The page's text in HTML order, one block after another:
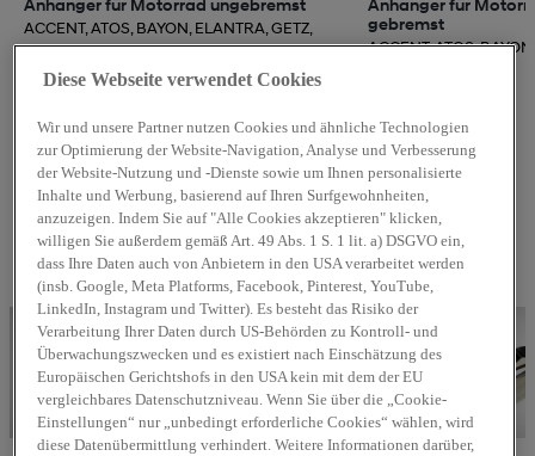
Anhänger für Motorrad ungebremst
ACCENT, ATOS, BAYON, ELANTRA, GETZ,
...
Anhänger für
gebremst
ACCENT, ATOS,
Hyundai Merchandising
Die passenden Merchandise Artikel zu Ihrem Hyundai im
Lifestyle & Collection Shop.
258 anzeigen
Diese Webseite verwendet Cookies
Wir und unsere Partner nutzen Cookies und ähnliche Technologien
zur Optimierung der Website-Navigation, Analyse und Verbesserung
der Website-Nutzung und -Dienste sowie um Ihnen personalisierte
Inhalte und Werbung, basierend auf Ihren Surfgewohnheiten,
anzuzeigen. Indem Sie auf "Alle Cookies akzeptieren" klicken,
willigen Sie außerdem gemäß Art. 49 Abs. 1 S. 1 lit. a) DSGVO ein,
dass Ihre Daten auch von Anbietern in den USA verarbeitet werden
(insb. Google, Meta Platforms, Facebook, Pinterest, YouTube,
LinkedIn, Instagram und Twitter). Es besteht das Risiko der
Verarbeitung Ihrer Daten durch US-Behörden zu Kontroll- und
Überwachungszwecken und es existiert nach Einschätzung des
Europäischen Gerichtshofs in den USA kein mit dem der EU
vergleichbares Datenschutzniveau. Wenn Sie über die „Cookie-
Einstellungen“ nur „unbedingt erforderliche Cookies“ wählen, wird
diese Datenübermittlung verhindert. Weitere Informationen darüber,